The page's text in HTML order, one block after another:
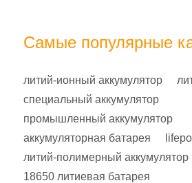
Самые популярные
литий-ионный аккумулятор
специальный аккумулятор
промышленный аккумулятор
аккумуляторная батарея
литий-полимерный аккумулятор
18650 литиевая батарея